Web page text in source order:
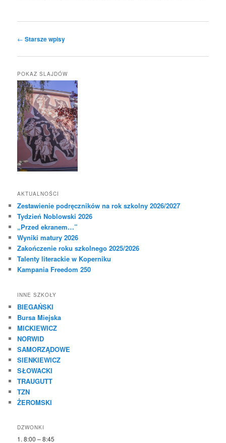
Nawigacja po wpisach
← Starsze wpisy
POKAZ SLAJDÓW
AKTUALNOŚCI
Zestawienie podręczników na rok szkolny 2026/2027
Tydzień Noblowski 2026
„Przed ekranem…”
Wyniki matury 2026
Zakończenie roku szkolnego 2025/2026
Talenty literackie w Koperniku
Kampania Freedom 250
INNE SZKOŁY
BIEGAŃSKI
Bursa Miejska
MICKIEWICZ
NORWID
SAMORZĄDOWE
SIENKIEWICZ
SŁOWACKI
TRAUGUTT
TZN
ŻEROMSKI
DZWONKI
1. 8:00 – 8:45